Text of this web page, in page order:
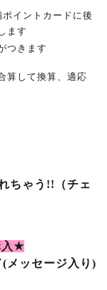
ポイントカードに後
ます
つきます
算して換算、適応
ちゃう !!（チェ
★
メッセージ入り)